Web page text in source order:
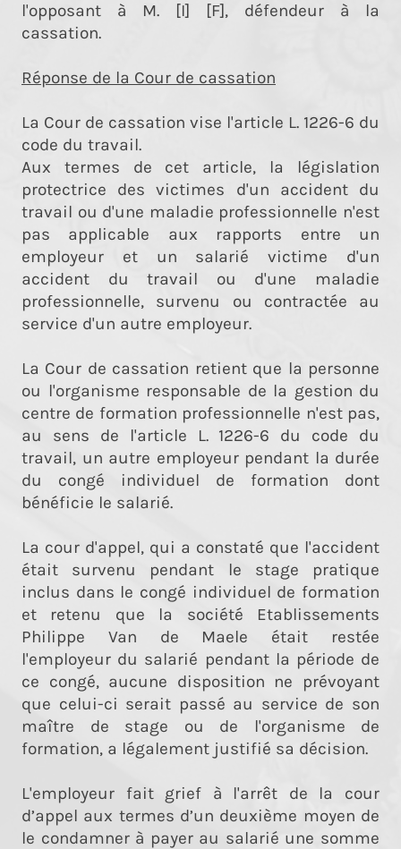
l'opposant à M. [I] [F], défendeur à la
cassation.
Réponse de la Cour de cassation
La Cour de cassation vise l'article L. 1226-6 du
code du travail.
Aux termes de cet article, la législation
protectrice des victimes d'un accident du
travail ou d'une maladie professionnelle n'est
pas applicable aux rapports entre un
employeur et un salarié victime d'un
accident du travail ou d'une maladie
professionnelle, survenu ou contractée au
service d'un autre employeur.
La Cour de cassation retient que la personne
ou l'organisme responsable de la gestion du
centre de formation professionnelle n'est pas,
au sens de l'article L. 1226-6 du code du
travail, un autre employeur pendant la durée
du congé individuel de formation dont
bénéficie le salarié.
La cour d'appel, qui a constaté que l'accident
était survenu pendant le stage pratique
inclus dans le congé individuel de formation
et retenu que la société Etablissements
Philippe Van de Maele était restée
l'employeur du salarié pendant la période de
ce congé, aucune disposition ne prévoyant
que celui-ci serait passé au service de son
maître de stage ou de l'organisme de
formation, a légalement justifié sa décision.
L'employeur fait grief à l'arrêt de la cour
d’appel aux termes d’un deuxième moyen de
le condamner à payer au salarié une somme